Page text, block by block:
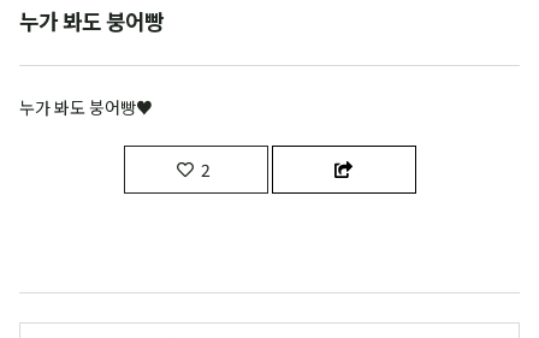
누가 봐도 붕어빵
누가 봐도 붕어빵♥
2